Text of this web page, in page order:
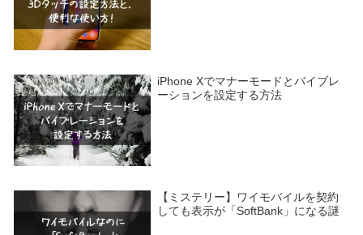
iPhone Xでマナーモードとバイブレ
ーションを設定する方法
【ミステリー】ワイモバイルを契約
しても表示が「SoftBank」になる謎